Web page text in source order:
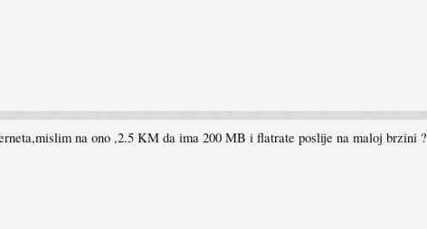
na ono ,2.5 KM da ima 200 MB i flatrate poslije na maloj brzini ?